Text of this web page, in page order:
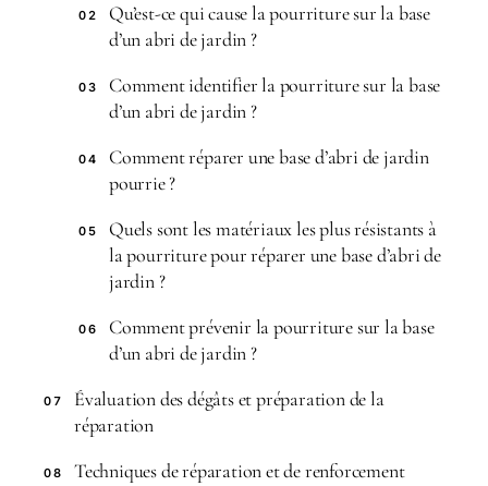
02
Qu’est-ce qui cause la pourriture sur la base
d’un abri de jardin ?
03
Comment identifier la pourriture sur la base
d’un abri de jardin ?
04
Comment réparer une base d’abri de jardin
pourrie ?
05
Quels sont les matériaux les plus résistants à
la pourriture pour réparer une base d’abri de
jardin ?
06
Comment prévenir la pourriture sur la base
d’un abri de jardin ?
07
Évaluation des dégâts et préparation de la
réparation
08 Techniques de réparation et de renforcement